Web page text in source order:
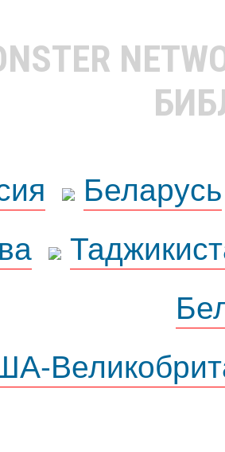
Беларусь